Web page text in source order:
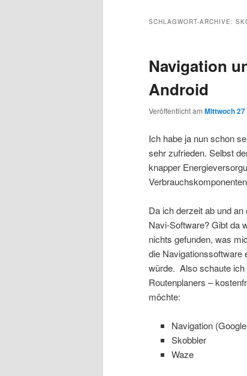
wechseln
SCHLAGWORT-ARCHIVE:
Navigation
Android
Veröffentlicht am Mittwoch
Ich habe ja nun schon
sehr zufrieden. Selbst
knapper
Da ich derzeit ab und
Navi-Software? Gibt da
nichts gefunden, was
die Navigationssoftware
würde. Also schaute ich
Routenplaners –
möchte:
Navigation
Skobbler
Waze